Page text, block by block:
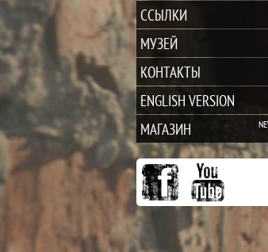
ССЫЛКИ
МУЗЕЙ
КОНТАКТЫ
ENGLISH VERSION
МАГАЗИН